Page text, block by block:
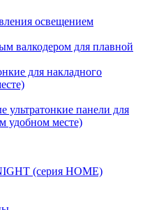
освещением
валкодером для плавной
для накладного
панели для
удобном месте)
(серия HOME)